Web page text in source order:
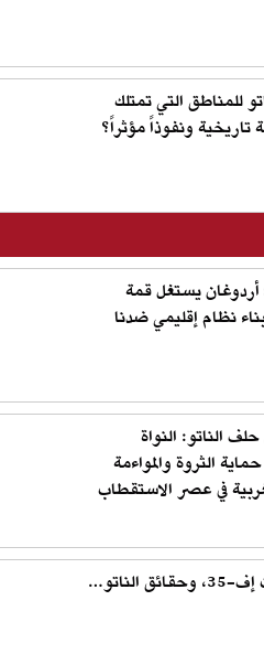
للمناطق التي تمتلك
تاريخية ونفوذاً مؤثراً؟
أردوغان يستغل قمة
نظام إقليمي ضدنا
الناتو: النواة
الثروة والمواءمة
في عصر الاستقطاب
الناتو…